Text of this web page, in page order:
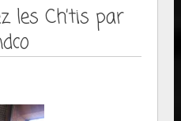
les Ch’tis par